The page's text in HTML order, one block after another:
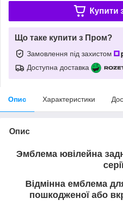
Купити
Що таке купити з Пром?
Замовлення під захистом
Доступна доставка
Опис Характеристики
Опис
Эмблема ювілейна
Відмінна емблема
пошкодженої або